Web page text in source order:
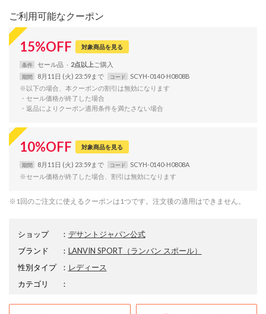
ご利用可能なクーポン
15%OFF 対象商品を見る
条件 セール品 2点以上
期間 8月11日 (火) 23:59まで コード
SCYH-0140-H0808B
※以下の場合、本クーポンの割引は無効になります
・セール価格が終了した場合
・返品によりクーポン適用条件を満たさない場合
10%OFF 対象商品を見る
期間 8月11日 (火) 23:59まで コード
SCYH-0140-H0808A
※セール価格が終了した場合、割引は無効になります
※1回のご注文に使えるクーポンは1つです。注文後の適用はできません。
ショップ ： デサントジャパン公式
ブランド
： LANVIN SPORT （ランバン スポール）
性別タイプ
： レディース
カテゴリ
：